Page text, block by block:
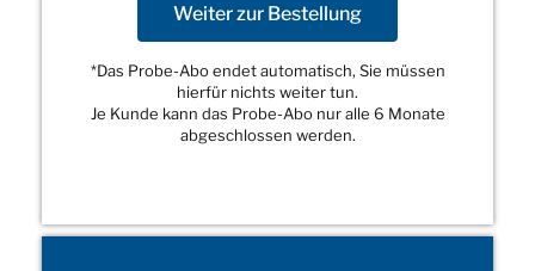
Weiter zur Bestellung
*Das Probe-Abo endet automatisch, Sie müssen
hierfür nichts weiter tun.
Je Kunde kann das Probe-Abo nur alle 6 Monate
abgeschlossen werden.